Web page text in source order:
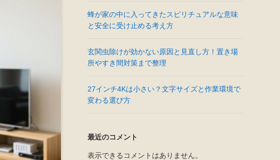
蜂が家の中に入ってきたスピリチュアルな意味
と安全に受け止める考え方
玄関虫除けが効かない原因と見直し方！置き場
所やすき間対策まで整理
27インチ4Kは小さい？文字サイズと作業環境で
変わる選び方
最近のコメント
表示できるコメントはありません。